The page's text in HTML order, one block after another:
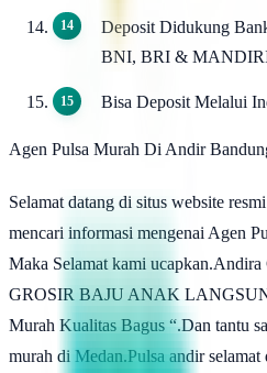
Deposit Didukung
BNI, BRI &
Bisa Deposit Melalui
Agen Pulsa Murah Di Andir
Selamat datang di situs website
mencari informasi mengenai Agen
Maka Selamat kami
GROSIR BAJU ANAK
Murah Kualitas Bagus “.Dan tantu
murah di Medan.Pulsa andir